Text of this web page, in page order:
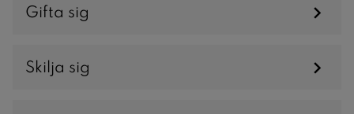
Gifta sig
Skilja sig